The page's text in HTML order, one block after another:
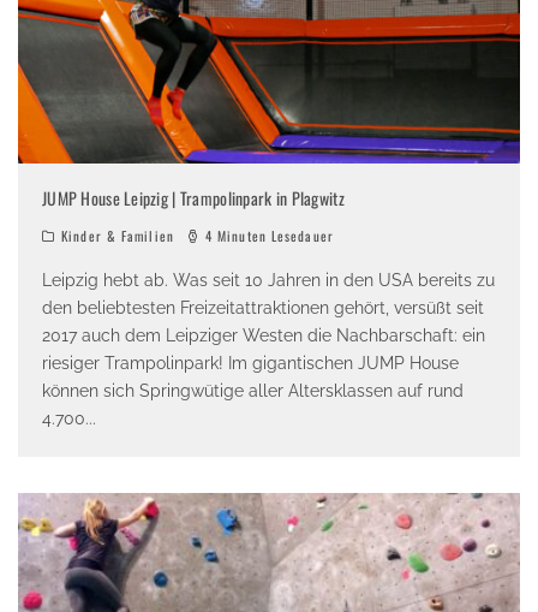
JUMP House Leipzig | Trampolinpark in Plagwitz
Kinder & Familien 4 Minuten Lesedauer
Leipzig hebt ab. Was seit 10 Jahren in den USA bereits zu
den beliebtesten Freizeitattraktionen gehört, versüßt seit
2017 auch dem Leipziger Westen die Nachbarschaft: ein
riesiger Trampolinpark! Im gigantischen JUMP House
können sich Springwütige aller Altersklassen auf rund
4.700...